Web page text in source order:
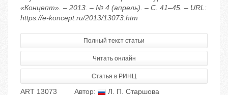
«Концепт». – 2013. – № 4 (апрель). – С. 41–45. – URL:
https://e-koncept.ru/2013/13073.htm
Полный текст статьи
Читать онлайн
Статья в РИНЦ
ART 13073 Автор:
Л. П. Старшова